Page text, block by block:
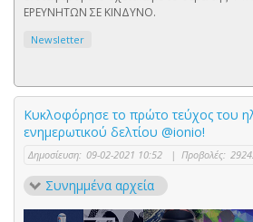
ΕΡΕΥΝΗΤΩΝ ΣΕ ΚΙΝΔΥΝΟ.
Newsletter
Κυκλοφόρησε το πρώτο τεύχος του
ενημερωτικού δελτίου @ionio!
Δημοσίευση: 09-02-2021 10:52 | Προβολές:
Συνημμένα αρχεία